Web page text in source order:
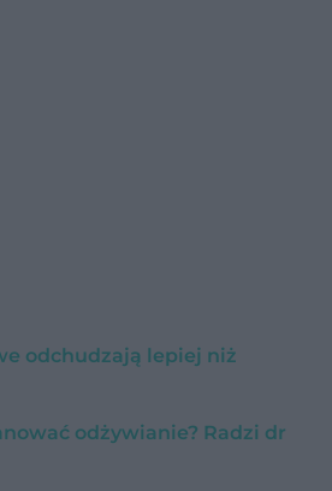
odchudzają lepiej niż
odżywianie? Radzi dr